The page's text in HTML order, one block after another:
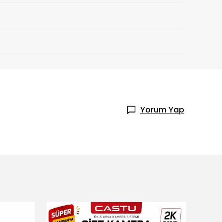
Yorum Yap